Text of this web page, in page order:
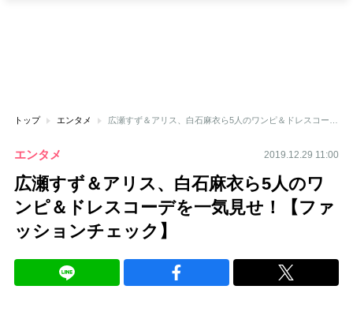
トップ エンタメ
エンタメ 2019.12.29 11:00
広瀬すず＆アリス、白石麻衣ら5人のワ
ンピ＆ドレスコーデを一気見せ！【ファ
ッションチェック】